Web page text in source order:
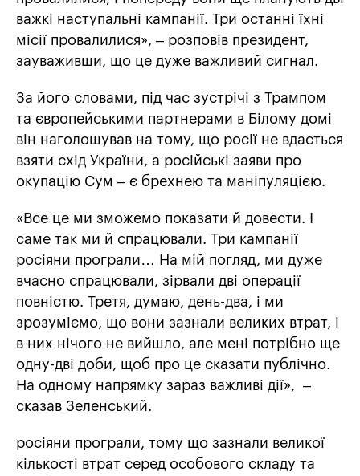
важкі наступальні кампанії. Три останні їхні
місії провалилися», – розповів президент,
зауваживши, що це дуже важливий сигнал.
За його словами, під час зустрічі з Трампом
та європейськими партнерами в Білому домі
він наголошував на тому, що росії не вдасться
взяти схід України, а російські заяви про
окупацію Сум – є брехнею та маніпуляцією.
«Все це ми зможемо показати й довести. І
саме так ми й спрацювали. Три кампанії
росіяни програли… На мій погляд, ми дуже
вчасно спрацювали, зірвали дві операції
повністю. Третя, думаю, день-два, і ми
зрозуміємо, що вони зазнали великих втрат, і
в них нічого не вийшло, але мені потрібно ще
одну-дві доби, щоб про це сказати публічно.
На одному напрямку зараз важливі дії», –
сказав Зеленський.
росіяни програли, тому що зазнали великої
кількості втрат серед особового складу та